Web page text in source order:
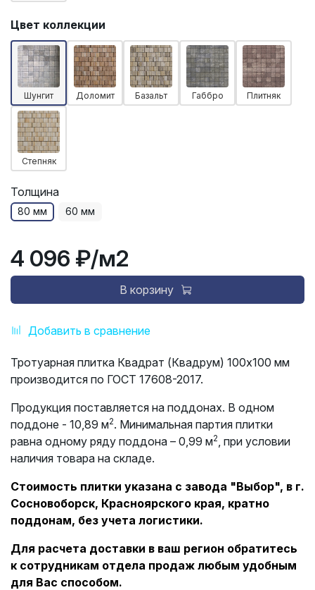
Добавить в сравнение
Цвет коллекции
Шунгит Доломит Базальт Габбро Плитняк
Степняк
Толщина
80 мм 60 мм
4 096 ₽/м2
В корзину
Тротуарная плитка Квадрат (Квадрум) 100х100 мм
производится по ГОСТ 17608-2017.
Продукция поставляется на поддонах. В одном
поддоне - 10,89 м2. Минимальная партия плитки
равна одному ряду поддона – 0,99 м2 , при условии
наличия товара на складе.
Стоимость плитки указана с завода "Выбор", в г.
Сосновоборск, Красноярского края, кратно
поддонам, без учета логистики.
Для расчета доставки в ваш регион обратитесь
к сотрудникам отдела продаж любым удобным
для Вас способом.